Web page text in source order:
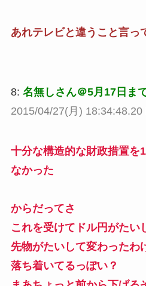
あれテレビと違うこと言っ
8: 名無しさん＠5月17日ま
2015/04/27(月)
十分な構造的な財政措置を
なかった
からだってさ
これを受けてドル円がたい
先物がたいして変わったわ
落ち着いてるっぽい？